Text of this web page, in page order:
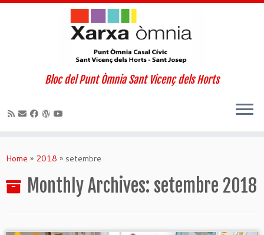
to
Bloc del Punt Òmnia Sant Vicenç dels Horts
Home » 2018 » setembre
Monthly Archives: setembre 2018